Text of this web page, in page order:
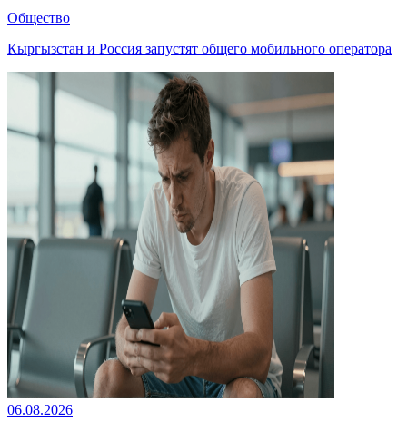
Общество
Кыргызстан и Россия запустят общего мобильного оператора
06.08.2026